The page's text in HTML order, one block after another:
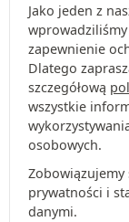
Jako jeden z
zapewnienie
Dlatego
szczegółową
wszystkie
osobowych.
prywatności i
danymi.